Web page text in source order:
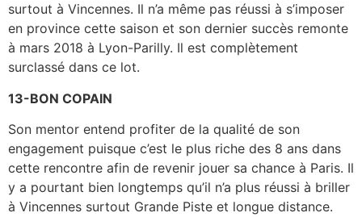
surtout à Vincennes. Il n’a même pas réussi à s’imposer
en province cette saison et son dernier succès remonte
à mars 2018 à Lyon-Parilly. Il est complètement
surclassé dans ce lot.
13-BON COPAIN
Son mentor entend profiter de la qualité de son
engagement puisque c’est le plus riche des 8 ans dans
cette rencontre afin de revenir jouer sa chance à Paris. Il
y a pourtant bien longtemps qu’il n’a plus réussi à briller
à Vincennes surtout Grande Piste et longue distance.